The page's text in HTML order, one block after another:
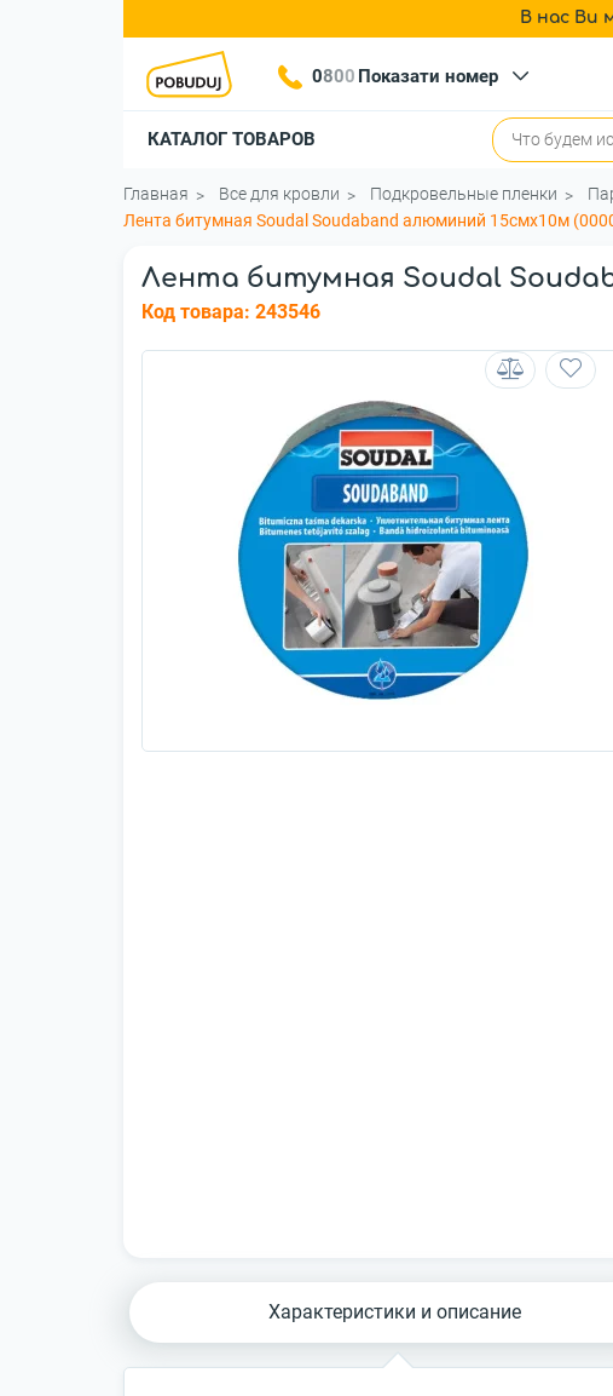
В нас Ви
0800 Показати номер
КАТАЛОГ ТОВАРОВ
Главная Все для кровли Подкровельные пленки
Лента битумная Soudal Soudaband алюминий 15смx10м
Лента битумная Soudal
Код товара: 243546
Характеристики и описание